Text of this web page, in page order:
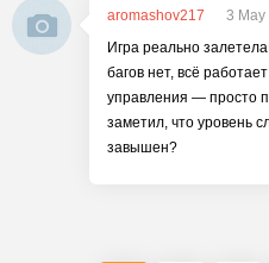
aromashov217
3 May
Игра реально
багов нет, всё
управления — просто
заметил, что уровень
завышен?